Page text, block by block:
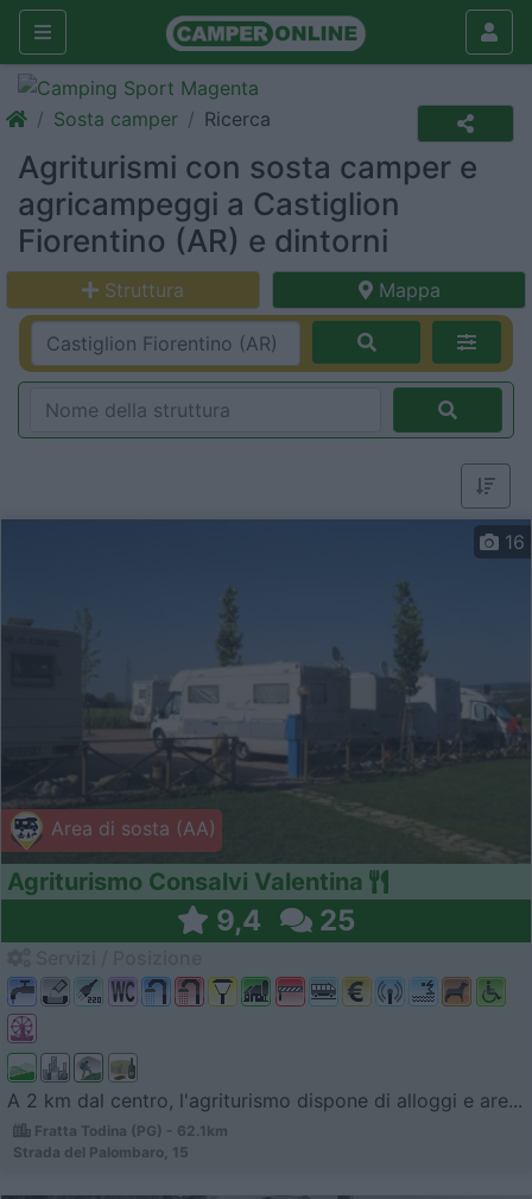
Sosta camper Ricerca
Agriturismi con sosta camper e
agricampeggi a Castiglion
Fiorentino (AR) e dintorni
Struttura Mappa
Area di sosta (AA)
16
Agriturismo Consalvi Valentina
9,4 25
A 2 km dal centro, l'agriturismo dispone di alloggi e are...
Fratta Todina (PG) - 62.1km
Strada del Palombaro, 15